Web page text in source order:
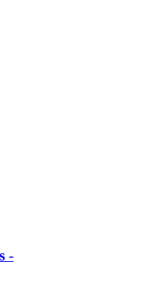
-